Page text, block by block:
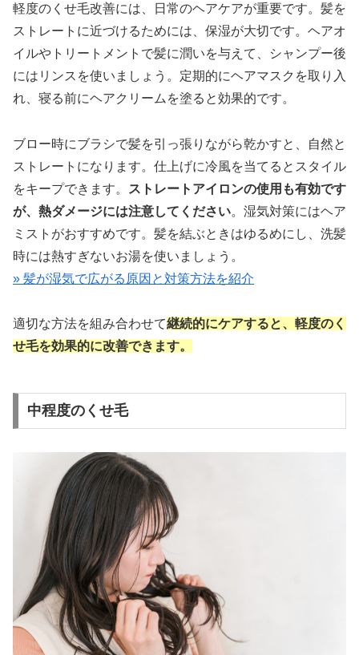
軽度のくせ毛改善には、日常のヘアケアが重要です。髪を
ストレートに近づけるためには、保湿が大切です。ヘアオ
イルやトリートメントで髪に潤いを与えて、シャンプー後
にはリンスを使いましょう。定期的にヘアマスクを取り入
れ、寝る前にヘアクリームを塗ると効果的です。
ブロー時にブラシで髪を引っ張りながら乾かすと、自然と
ストレートになります。仕上げに冷風を当てるとスタイル
をキープできます。
ストレートアイロンの使用も有効です
が、熱ダメージには注意してください。湿気対策にはヘア
ミストがおすすめです。髪を結ぶときはゆるめにし、洗髪
時には熱すぎないお湯を使いましょう。
» 髪が湿気で広がる原因と対策方法を紹介
適切な方法を組み合わせて継続的にケアすると、軽度のく
せ毛を効果的に改善できます。
中程度のくせ毛